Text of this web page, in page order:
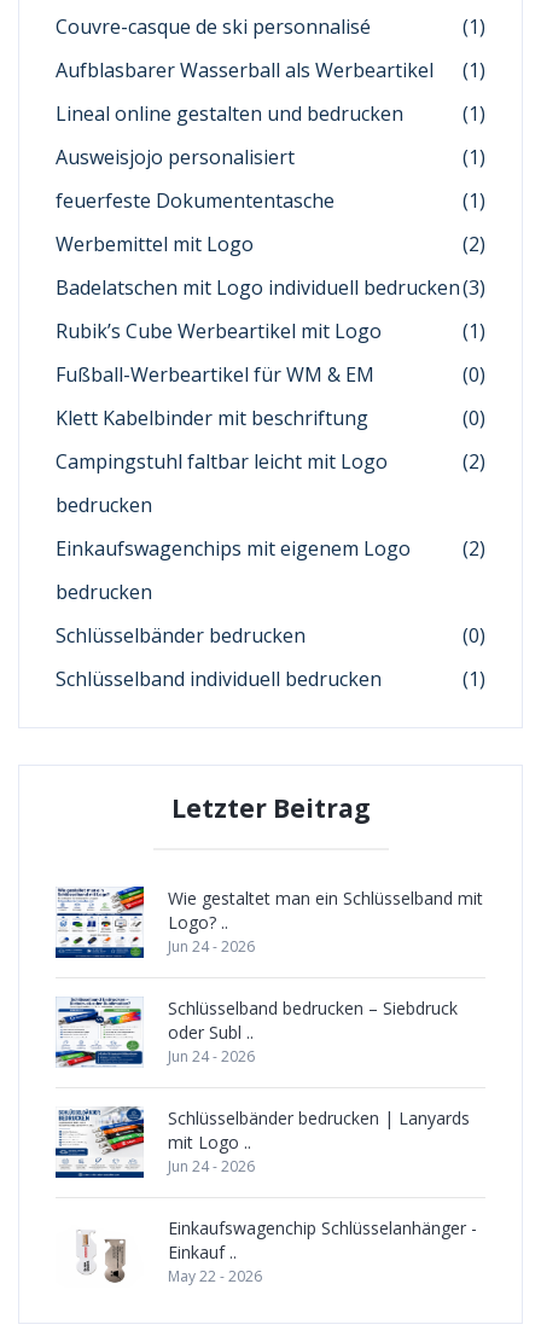
Couvre-casque de ski personnalisé
(1)
Aufblasbarer Wasserball als Werbeartikel
(1)
Lineal online gestalten und bedrucken
(1)
Ausweisjojo personalisiert
(1)
feuerfeste Dokumententasche
(1)
Werbemittel mit Logo
(2)
Badelatschen mit Logo individuell bedrucken(3)
Rubik’s Cube Werbeartikel mit Logo
(1)
Fußball-Werbeartikel für WM & EM
(0)
Klett Kabelbinder mit beschriftung
(0)
Campingstuhl faltbar leicht mit Logo
bedrucken
(2)
Einkaufswagenchips mit eigenem Logo
bedrucken
(2)
Schlüsselbänder bedrucken
(0)
Schlüsselband individuell bedrucken
(1)
Letzter Beitrag
Wie gestaltet man ein Schlüsselband mit
Logo? ..
Jun 24 - 2026
Schlüsselband bedrucken – Siebdruck
oder Subl ..
Jun 24 - 2026
Schlüsselbänder bedrucken | Lanyards
mit Logo ..
Jun 24 - 2026
Einkaufswagenchip Schlüsselanhänger -
Einkauf ..
May 22 - 2026